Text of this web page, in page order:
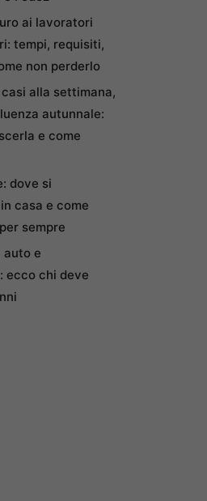
ai lavoratori
tempi, requisiti,
non perderlo
alla settimana,
autunnale:
e come
dove si
casa e come
sempre
auto e
ecco chi deve